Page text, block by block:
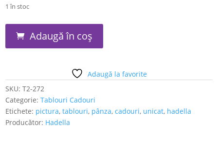
1 în stoc
Vreau
Adaugă în coș
Adaugă la favorite
SKU:T2-272
Categorie:Tablouri Cadouri
Etichete: pictura,tablouri, pânza,cadouri, unicat, hadella
Producător: Hadella